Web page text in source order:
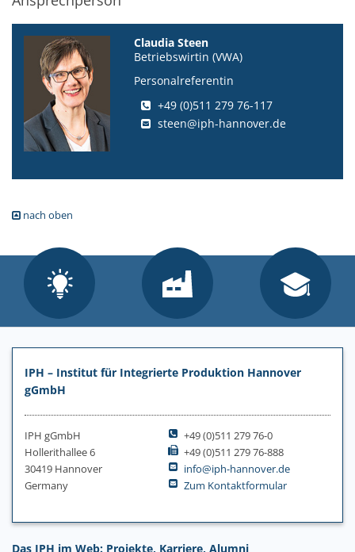
Claudia Steen
Betriebswirtin (VWA)
Personalreferentin
+49 (0)511 279 76-117
steen@iph-hannover.de
nach oben
IPH – Institut für Integrierte Produktion Hannover
gGmbH
IPH gGmbH
Hollerithallee 6
30419 Hannover
Germany
+49 (0)511 279 76-0
+49 (0)511 279 76-888
info@iph-hannover.de
Zum Kontaktformular
Das IPH im Web: Projekte, Karriere, Alumni